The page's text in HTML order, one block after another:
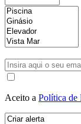
Aceito a Política de